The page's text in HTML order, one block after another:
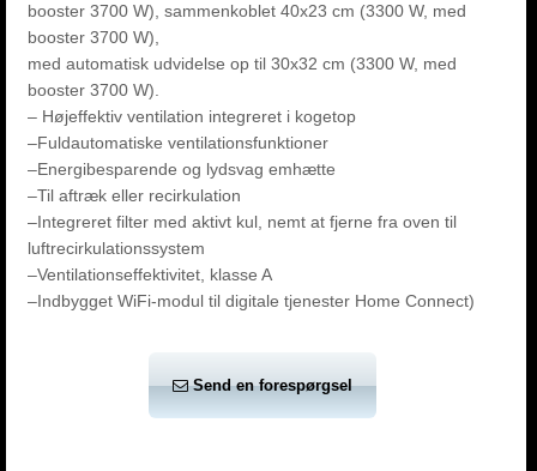
booster 3700 W), sammenkoblet 40x23 cm (3300 W, med
booster 3700 W),
med automatisk udvidelse op til 30x32 cm (3300 W, med
booster 3700 W).
– Højeffektiv ventilation integreret i kogetop
–Fuldautomatiske ventilationsfunktioner
–Energibesparende og lydsvag emhætte
–Til aftræk eller recirkulation
–Integreret filter med aktivt kul, nemt at fjerne fra oven til
luftrecirkulationssystem
–Ventilationseffektivitet, klasse A
–Indbygget WiFi-modul til digitale tjenester Home Connect)
Send en forespørgsel